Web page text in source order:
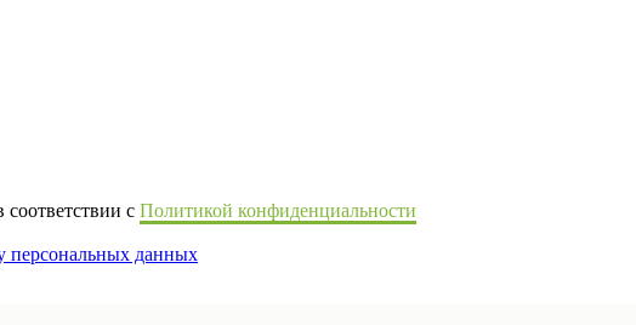
с Политикой конфиденциальности
персональных данных